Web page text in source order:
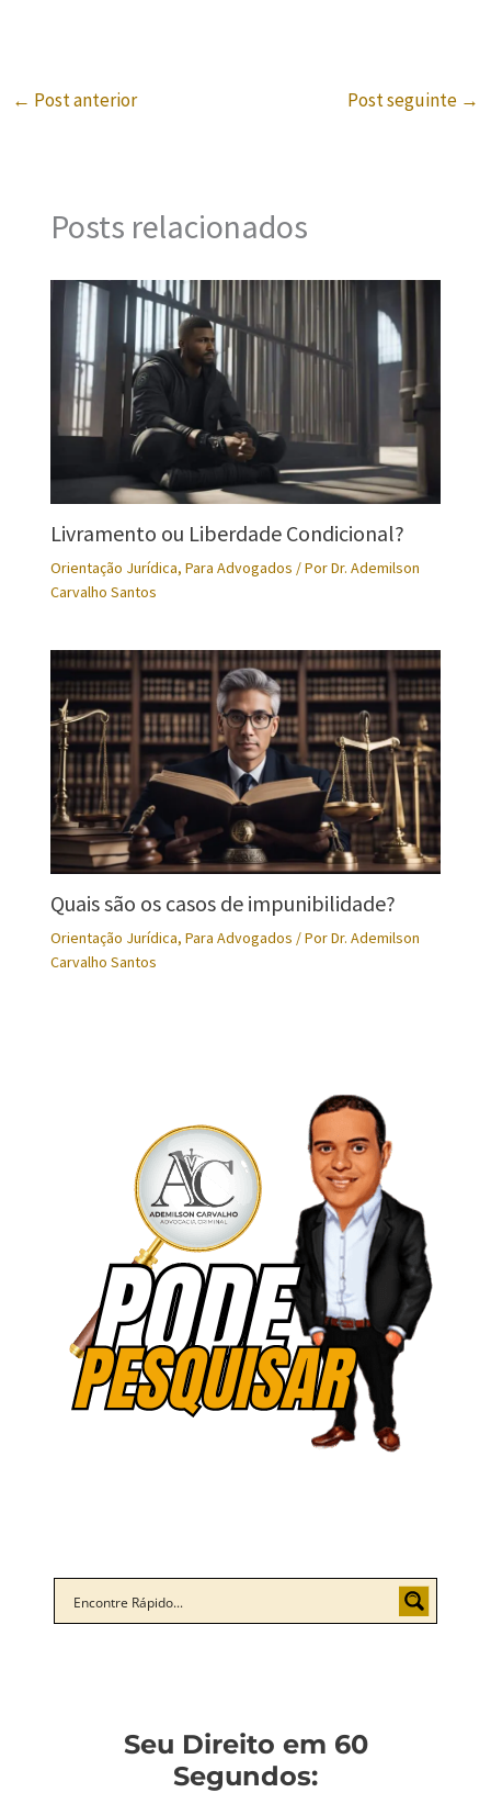
← Post anterior Post seguinte →
Posts relacionados
Livramento ou Liberdade Condicional?
Orientação Jurídica, Para Advogados / PorDr. Ademilson
Carvalho Santos
Quais são os casos de impunibilidade?
Orientação Jurídica, Para Advogados / PorDr. Ademilson
Carvalho Santos
Seu Direito em 60
Segundos: